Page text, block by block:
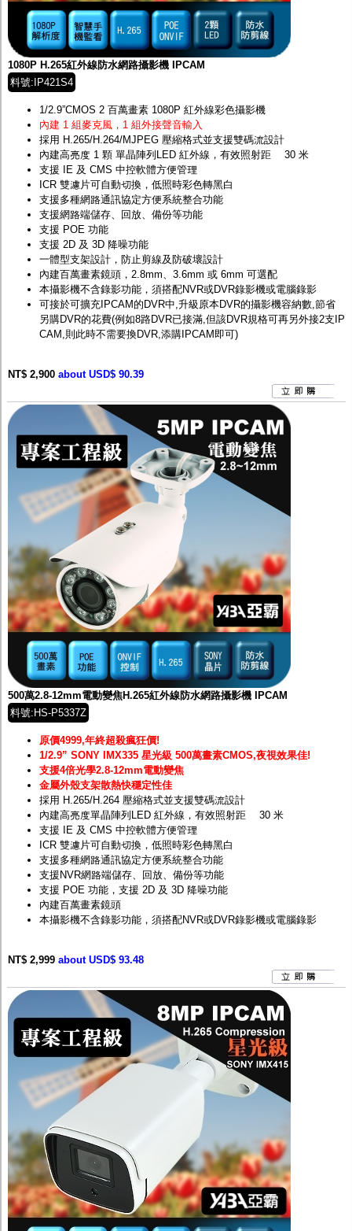
1080P H.265紅外線防水網路攝影機 IPCAM
料號:IP421S4
1/2.9”CMOS 2 百萬畫素 1080P 紅外線彩色攝影機
內建 1 組麥克風，1 組外接聲音輸入
採用 H.265/H.264/MJPEG 壓縮格式並支援雙碼流設計
內建高亮度 1 顆 單晶陣列LED 紅外線，有效照射距離 30 米
支援 IE 及 CMS 中控軟體方便管理
ICR 雙濾片可自動切換，低照時彩色轉黑白
支援多種網路通訊協定方便系統整合功能
支援網路端儲存、回放、備份等功能
支援 POE 功能
支援 2D 及 3D 降噪功能
一體型支架設計，防止剪線及防破壞設計
內建百萬畫素鏡頭，2.8mm、3.6mm 或 6mm 可選配
本攝影機不含錄影功能，須搭配NVR或DVR錄影機或電腦錄影
可接於可擴充IPCAM的DVR中,升級原本DVR的攝影機容納數,節省
另購DVR的花費(例如8路DVR已接滿,但該DVR規格可再另外接2支IP
CAM,則此時不需要換DVR,添購IPCAM即可)
NT$ 2,900 about USD$ 90.39
500萬2.8-12mm電動變焦H.265紅外線防水網路攝影機 IPCAM
料號:HS-P5337Z
原價4999,年終超殺瘋狂價!
1/2.9” SONY IMX335 星光級 500萬畫素CMOS,夜視效果佳!
支援4倍光學2.8-12mm電動變焦
金屬外殼支架散熱快穩定性佳
採用 H.265/H.264 壓縮格式並支援雙碼流設計
內建高亮度單晶陣列LED 紅外線，有效照射距離 30 米
支援 IE 及 CMS 中控軟體方便管理
ICR 雙濾片可自動切換，低照時彩色轉黑白
支援多種網路通訊協定方便系統整合功能
支援NVR網路端儲存、回放、備份等功能
支援 POE 功能，支援 2D 及 3D 降噪功能
內建百萬畫素鏡頭
本攝影機不含錄影功能，須搭配NVR或DVR錄影機或電腦錄影
NT$ 2,999 about USD$ 93.48